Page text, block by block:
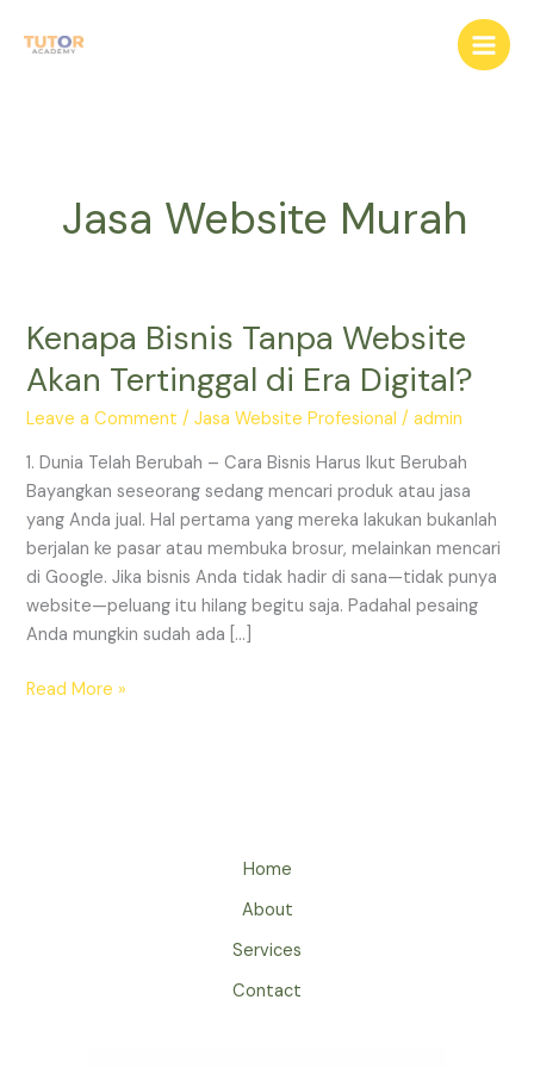
Jasa Website Murah
Kenapa Bisnis Tanpa Website
Akan Tertinggal di Era Digital?
Leave a Comment /Jasa Website Profesional /admin
1. Dunia Telah Berubah – Cara Bisnis Harus Ikut Berubah
Bayangkan seseorang sedang mencari produk atau jasa
yang Anda jual. Hal pertama yang mereka lakukan bukanlah
berjalan ke pasar atau membuka brosur, melainkan mencari
di Google. Jika bisnis Anda tidak hadir di sana—tidak punya
website—peluang itu hilang begitu saja. Padahal pesaing
Anda mungkin sudah ada […]
Kenapa
Tanpa
Website
Tertinggal
di
Era
Digital?
Read More »
Home
About
Services
Contact